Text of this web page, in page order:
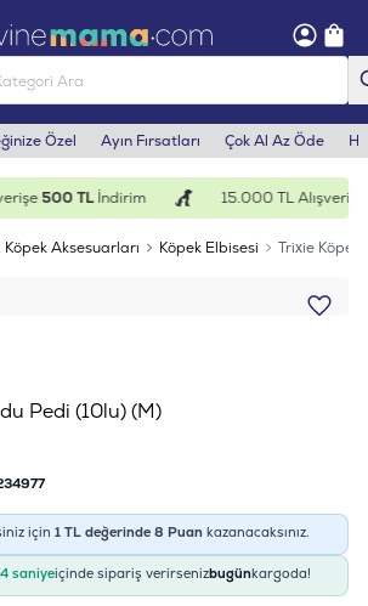
Özel Ayın Fırsatları Çok Al Az Öde
500 TLİndirim 15.000 TL Alışverişe
Köpek Aksesuarları Köpek Elbisesi
Trixie Köpek
Pedi (10lu) (M)
için 1 TL değerinde 8 Puan kazanacaksınız.
saniyeiçinde sipariş verirsenizbugünkargoda!